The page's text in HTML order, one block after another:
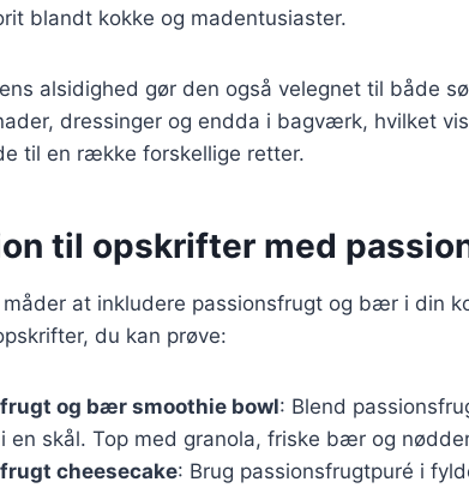
blandt kokke og madentusiaster.
alsidighed gør den også velegnet til både
dressinger og endda i bagværk, hvilket
til en række forskellige retter.
til opskrifter med
måder at inkludere passionsfrugt og bær i din
du kan prøve:
og bær smoothie bowl: Blend
skål. Top med granola, friske bær og
cheesecake: Brug passionsfrugtpuré i